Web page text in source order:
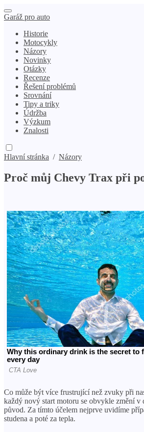
Garáž pro auto
Historie
Motocykly
Názory
Novinky
Otázky
Recenze
Řešení problémů
Srovnání
Tipy a triky
Údržba
Výzkum
Znalosti
Hlavní stránka / Názory
Proč můj Chevy Trax při
Co může být více frustrující než zvuky při
každý nový start motoru se obvykle změní v
původ. Za tímto účelem nejprve uvidíme
studena a poté za tepla.